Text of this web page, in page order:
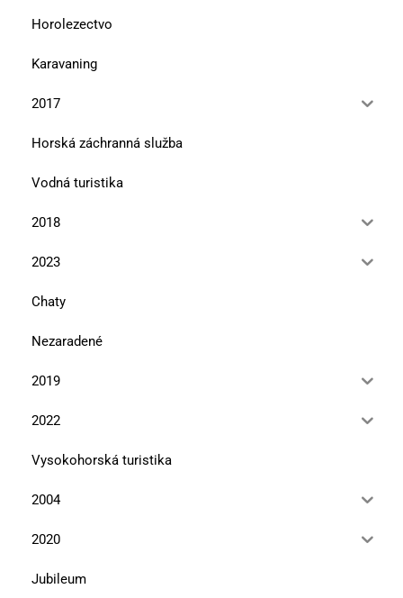
Horolezectvo
Karavaning
2017
Horská záchranná služba
Vodná turistika
2018
2023
Chaty
Nezaradené
2019
2022
Vysokohorská turistika
2004
2020
Jubileum